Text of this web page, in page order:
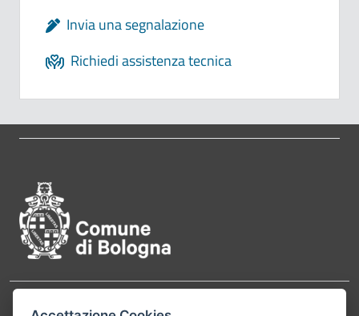
Invia una segnalazione
Richiedi assistenza tecnica